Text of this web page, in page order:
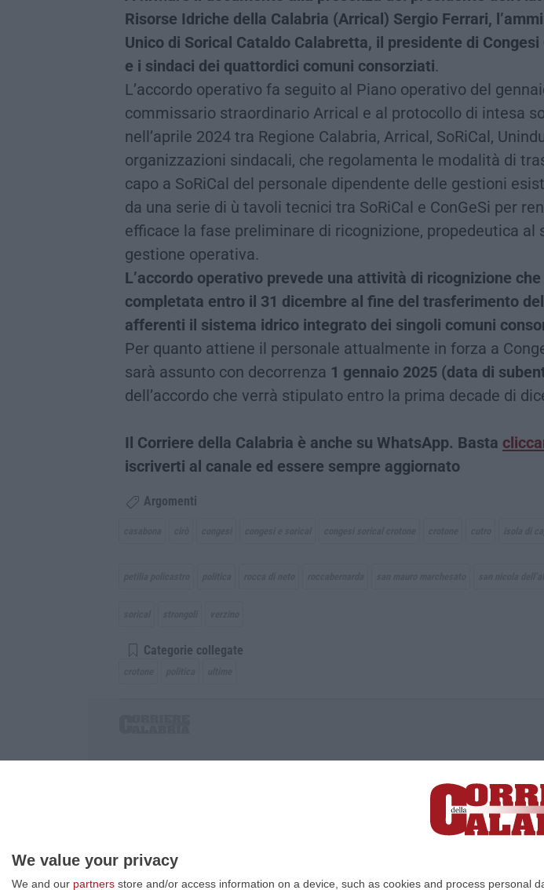
We value your privacy
We and our partners store and/or access information on a device, such as cookies and process personal
Risorse Idriche della Calabria (Arrical) Sergio Ferrari,
Unico di Sorical Cataldo Calabretta, il presidente di
e i sindaci dei quattordici comuni consorziati.
L’accordo operativo fa seguito al Piano operativo del
commissario straordinario Arrical e al protocollo di intesa
nell’aprile 2024 tra Regione Calabria, Arrical, SoRiCal,
organizzazioni sindacali, che regolamenta le modalità di
capo a SoRiCal del personale dipendente delle gestioni
da una serie di ù tavoli tecnici tra SoRiCal e ConGeSi per
efficace la fase preliminare di ricognizione, propedeutica al
gestione operativa.
L’accordo operativo prevede una attività di ricognizione
completata entro il 31 dicembre al fine del trasferimento
afferenti il sistema idrico integrato dei singoli comuni
Per quanto attiene il personale attualmente in forza a
sarà assunto con decorrenza 1 gennaio 2025 (data di
dell’accordo che verrà stipulato entro la prima decade di
Il Corriere della Calabria è anche su WhatsApp. Basta
iscriverti al canale ed essere sempre aggiornato
Argomenti
Categorie collegate
P.IVA. 03199620794, Via del mare 6/G, S.Eufemia, Lamezia Terme (CZ)
Iscrizione tribunale di Lamezia Terme 5/2011 - Direttore responsabile Paola Militano |